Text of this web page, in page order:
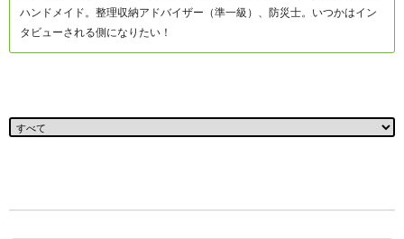
ハンドメイド。整理収納アドバイザー（準一級）、防災士。いつかはイン
タビューされる側になりたい！